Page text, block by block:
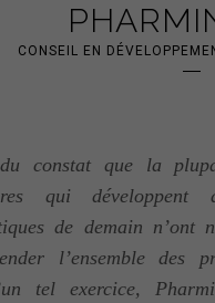
CONSEIL EN
constat que la
qui développent
de demain n’ont
l’ensemble des
tel exercice,